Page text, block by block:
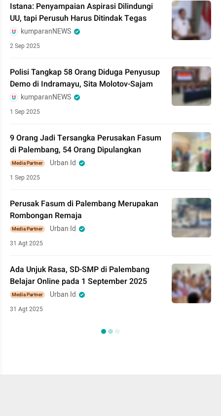
Istana: Penyampaian Aspirasi Dilindungi
UU, tapi Perusuh Harus Ditindak Tegas
kumparanNEWS
2 Sep 2025
Polisi Tangkap 58 Orang Diduga Penyusup
Demo di Indramayu, Sita Molotov-Sajam
kumparanNEWS
1 Sep 2025
9 Orang Jadi Tersangka Perusakan Fasum
di Palembang, 54 Orang Dipulangkan
Media Partner Urban Id
1 Sep 2025
Perusak Fasum di Palembang Merupakan
Rombongan Remaja
Media Partner Urban Id
31 Agt 2025
Ada Unjuk Rasa, SD-SMP di Palembang
Belajar Online pada 1 September 2025
Media Partner Urban Id
31 Agt 2025